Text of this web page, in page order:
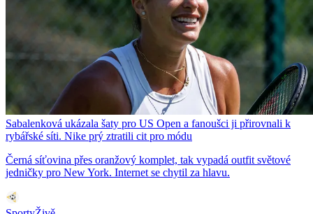
Sabalenková ukázala šaty pro US Open a fanoušci ji přirovnali k
rybářské síti. Nike prý ztratili cit pro módu
Černá síťovina přes oranžový komplet, tak vypadá outfit světové
jedničky pro New York. Internet se chytil za hlavu.